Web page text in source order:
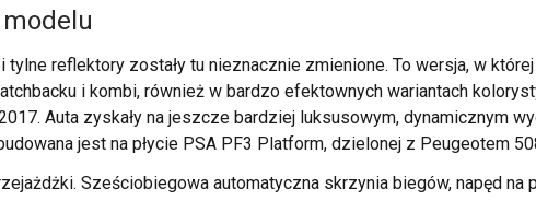
reflektory zostały tu nieznacznie zmienione. To wersja, w
i kombi, również w bardzo efektownych wariantach
Auta zyskały na jeszcze bardziej luksusowym, dynamicznym
jest na płycie PSA PF3 Platform, dzielonej z Peugeotem
Sześciobiegowa automatyczna skrzynia biegów, napęd na